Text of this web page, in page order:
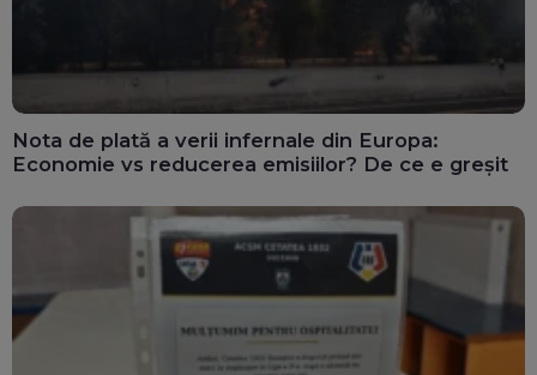
Nota de plată a verii infernale din Europa:
Economie vs reducerea emisiilor? De ce e greșit